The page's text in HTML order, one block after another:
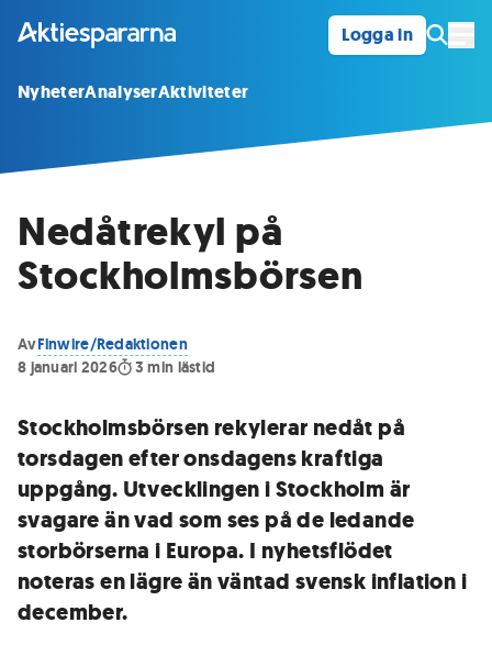
Logga in
NyheterAnalyserAktiviteter
Nedåtrekyl på
Stockholmsbörsen
AvFinwire/Redaktionen
8 januari 2026
3 min lästid
Stockholmsbörsen rekylerar nedåt på
torsdagen efter onsdagens kraftiga
uppgång. Utvecklingen i Stockholm är
svagare än vad som ses på de ledande
storbörserna i Europa. I nyhetsflödet
noteras en lägre än väntad svensk inflation i
december.